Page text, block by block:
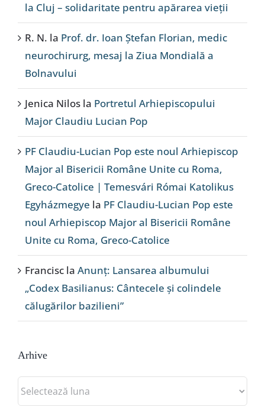
la Cluj – solidaritate pentru apărarea vieții
R. N. la Prof. dr. Ioan Ștefan Florian, medic
neurochirurg, mesaj la Ziua Mondială a
Bolnavului
Jenica Nilos la Portretul Arhiepiscopului
Major Claudiu Lucian Pop
PF Claudiu-Lucian Pop este noul Arhiepiscop
Major al Bisericii Române Unite cu Roma,
Greco-Catolice | Temesvári Római Katolikus
Egyházmegye la PF Claudiu-Lucian Pop este
noul Arhiepiscop Major al Bisericii Române
Unite cu Roma, Greco-Catolice
Francisc la Anunț: Lansarea albumului
„Codex Basilianus: Cântecele și colindele
călugărilor bazilieni”
Arhive
Arhive